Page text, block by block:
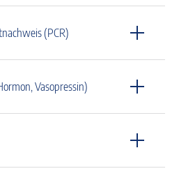
(PCR)
Vasopressin)